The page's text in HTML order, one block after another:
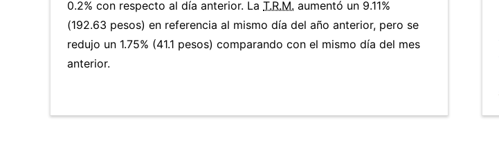
0.2% con respecto al día anterior. La T.R.M. aumentó un 9.11%
(192.63 pesos) en referencia al mismo día del año anterior, pero se
redujo un 1.75% (41.1 pesos) comparando con el mismo día del mes
anterior.